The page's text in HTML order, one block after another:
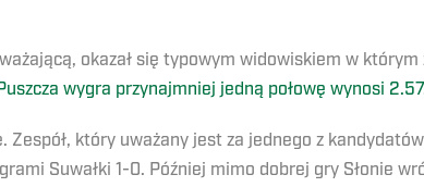
okazał się typowym widowiskiem w którym
wygra przynajmniej jedną połowę wynosi
który uważany jest za jednego z
Suwałki 1-0. Później mimo dobrej gry Słonie